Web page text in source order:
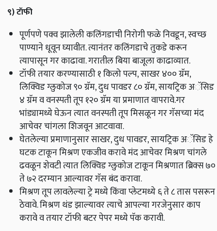
९) टॉफी
पूर्णपणे पक्व झालेली कलिंगडाची निरोगी फळे निवडून,स्वच्छ
पाण्याने धूवून घ्यावीत. त्यानंतर कलिंगडाचे तुकडे करून
त्यापासून गर काढावा. गरातील बिया बाजूला काढाव्यात.
टॉफी तयार करण्यासाठी १ किलो पल्प, साखर ४०० ग्रॅम,
लिक्विड ग्लुकोज ९० ग्रॅम, दुध पावडर ८० ग्रॅम, सायट्रिक अॅसिड
४ ग्रॅम व वनस्पती तूप १२० ग्रॅम या प्रमाणात वापरावे.गर
भांड्यामध्ये घेऊन त्यात वनस्पती तूप मिसळून गर गॅसच्या मंद
आचेवर चांगला शिजवून आटवावा.
घेतलेल्या प्रमाणानुसार साखर, दुध पावडर, सायट्रिक अॅसिड हे
घटक टाकून मिश्रण एकजीव करावे मंद आचेवर मिश्रण चांगले
ढवळून शेवटी त्यात लिक्विड ग्लुकोज टाकून मिश्रणात ब्रिक्स ७०
ते ७२ दरम्यान आल्यावर गॅस बंद करावा.
मिश्रण तूप लावलेल्या ट्रे मध्ये किंवा प्लेटमध्ये ६ ते ८ तास पसरून
ठेवावे. मिश्रण थंड झाल्यावर त्याचे आपल्या गरजेनुसार काप
करावे व तयार टॉफी बटर पेपर मध्ये पॅक करावी.